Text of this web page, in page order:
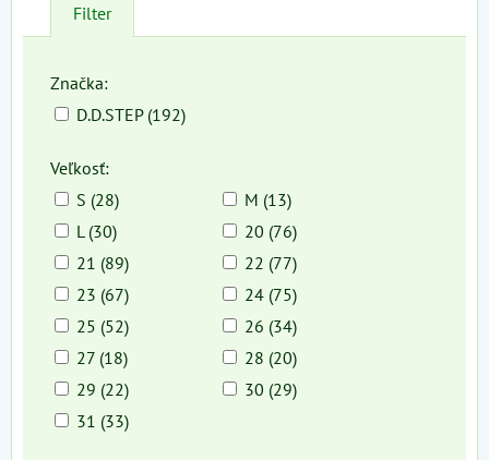
Filter
Značka:
D.D.STEP (192)
Veľkosť:
S (28)
M (13)
L (30)
20 (76)
21 (89)
22 (77)
23 (67)
24 (75)
25 (52)
26 (34)
27 (18)
28 (20)
29 (22)
30 (29)
31 (33)